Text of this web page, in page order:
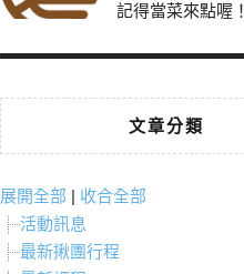
記得當菜來點喔！
文章分類
展開全部 | 收合全部
活動訊息
最新揪團行程